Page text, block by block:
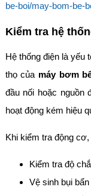
be-boi/may-bom-be-
Kiểm tra hệ
Hệ thống điện là yếu
thọ của máy bơm
đầu nối hoặc nguồn
hoạt động kém hiệu
Khi kiểm tra động
Kiểm tra độ
Vệ sinh bụi